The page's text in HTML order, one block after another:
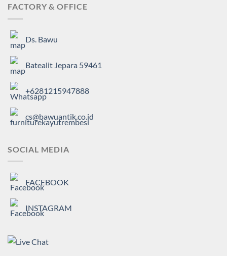
FACTORY & OFFICE
Ds. Bawu
Batealit Jepara 59461
+6281215947888
cs@bawuantik.co.id
SOCIAL MEDIA
FACEBOOK
INSTAGRAM